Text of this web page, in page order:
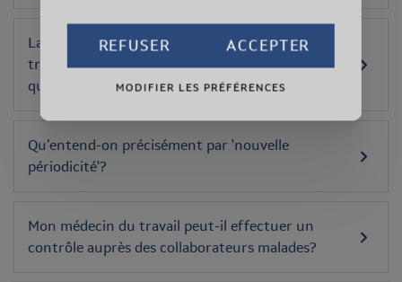
La nouvelle périodicité signifie-t-elle que les
travailleurs ne doivent se soumettre à un examen
que tous les 2 ans?
Qu’entend-on précisément par 'nouvelle
périodicité'?
Mon médecin du travail peut-il effectuer un
contrôle auprès des collaborateurs malades?
REFUSER ACCEPTER
MODIFIER LES PRÉFÉRENCES